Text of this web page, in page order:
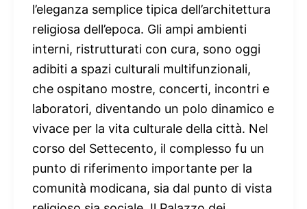
l’eleganza semplice tipica dell’architettura
religiosa dell’epoca. Gli ampi ambienti
interni, ristrutturati con cura, sono oggi
adibiti a spazi culturali multifunzionali,
che ospitano mostre, concerti, incontri e
laboratori, diventando un polo dinamico e
vivace per la vita culturale della città. Nel
corso del Settecento, il complesso fu un
punto di riferimento importante per la
comunità modicana, sia dal punto di vista